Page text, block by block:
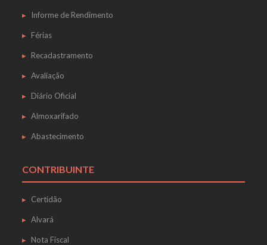
Informe de Rendimento
Férias
Recadastramento
Avaliação
Diário Oficial
Almoxarifado
Abastecimento
CONTRIBUINTE
Certidão
Alvará
Nota Fiscal